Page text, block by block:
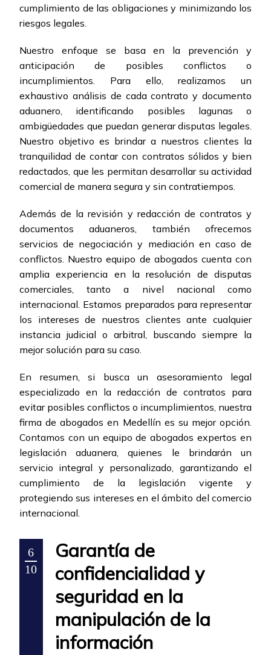
cumplimiento de las obligaciones y minimizando los
riesgos legales.
Nuestro enfoque se basa en la prevención y
anticipación de posibles conflictos o
incumplimientos. Para ello, realizamos un
exhaustivo análisis de cada contrato y documento
aduanero, identificando posibles lagunas o
ambigüedades que puedan generar disputas legales.
Nuestro objetivo es brindar a nuestros clientes la
tranquilidad de contar con contratos sólidos y bien
redactados, que les permitan desarrollar su actividad
comercial de manera segura y sin contratiempos.
Además de la revisión y redacción de contratos y
documentos aduaneros, también ofrecemos
servicios de negociación y mediación en caso de
conflictos. Nuestro equipo de abogados cuenta con
amplia experiencia en la resolución de disputas
comerciales, tanto a nivel nacional como
internacional. Estamos preparados para representar
los intereses de nuestros clientes ante cualquier
instancia judicial o arbitral, buscando siempre la
mejor solución para su caso.
En resumen, si busca un asesoramiento legal
especializado en la redacción de contratos para
evitar posibles conflictos o incumplimientos, nuestra
firma de abogados en Medellín es su mejor opción.
Contamos con un equipo de abogados expertos en
legislación aduanera, quienes le brindarán un
servicio integral y personalizado, garantizando el
cumplimiento de la legislación vigente y
protegiendo sus intereses en el ámbito del comercio
internacional.
6
10
Garantía de
confidencialidad y
seguridad en la
manipulación de la
información